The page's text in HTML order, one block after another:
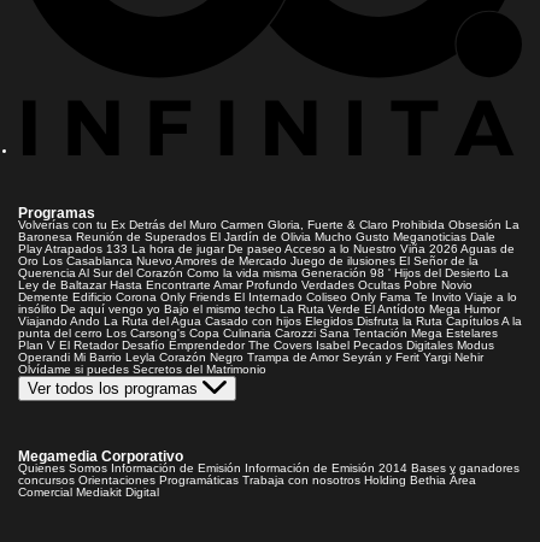
Programas
Volverías con tu Ex Detrás del Muro Carmen Gloria, Fuerte & Claro Prohibida Obsesión La
Baronesa Reunión de Superados El Jardín de Olivia Mucho Gusto Meganoticias Dale
PlayAtrapados 133 La hora de jugar De paseoAcceso a lo Nuestro Viña 2026 Aguas de
Oro Los Casablanca Nuevo Amores de Mercado Juego de ilusiones El Señor de la
Querencia Al Sur del Corazón Como la vida misma Generación 98 ' Hijos del Desierto La
Ley de Baltazar Hasta Encontrarte Amar Profundo Verdades Ocultas Pobre Novio
Demente Edificio Corona Only Friends El Internado Coliseo Only Fama Te Invito Viaje a lo
insólito De aquí vengo yo Bajo el mismo techo La Ruta Verde El Antídoto Mega Humor
Viajando Ando La Ruta del Agua Casado con hijos Elegidos Disfruta la Ruta CapítulosA la
punta del cerro Los Carsong's Copa Culinaria Carozzi Sana Tentación Mega Estelares
Plan V El Retador Desafío Emprendedor The Covers Isabel Pecados Digitales Modus
Operandi Mi Barrio Leyla Corazón Negro Trampa de Amor Seyrán y Ferit Yargi Nehir
Olvídame si puedes Secretos del Matrimonio
Ver todos los programas
Megamedia Corporativo
Quienes Somos Información de Emisión Información de Emisión 2014 Bases y ganadores
concursos Orientaciones Programáticas Trabaja con nosotros Holding Bethia Área
Comercial Mediakit Digital